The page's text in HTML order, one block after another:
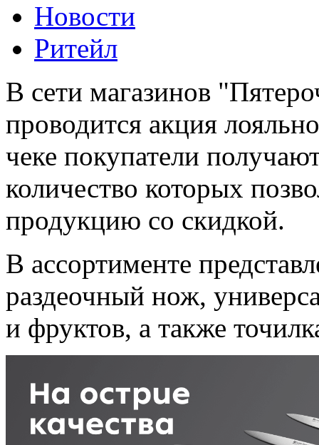
Новости
Ритейл
В сети магазинов
проводится акция
чеке покупатели
количество которых
продукцию со скидкой.
В ассортименте
раздеочный нож,
и фруктов, а также